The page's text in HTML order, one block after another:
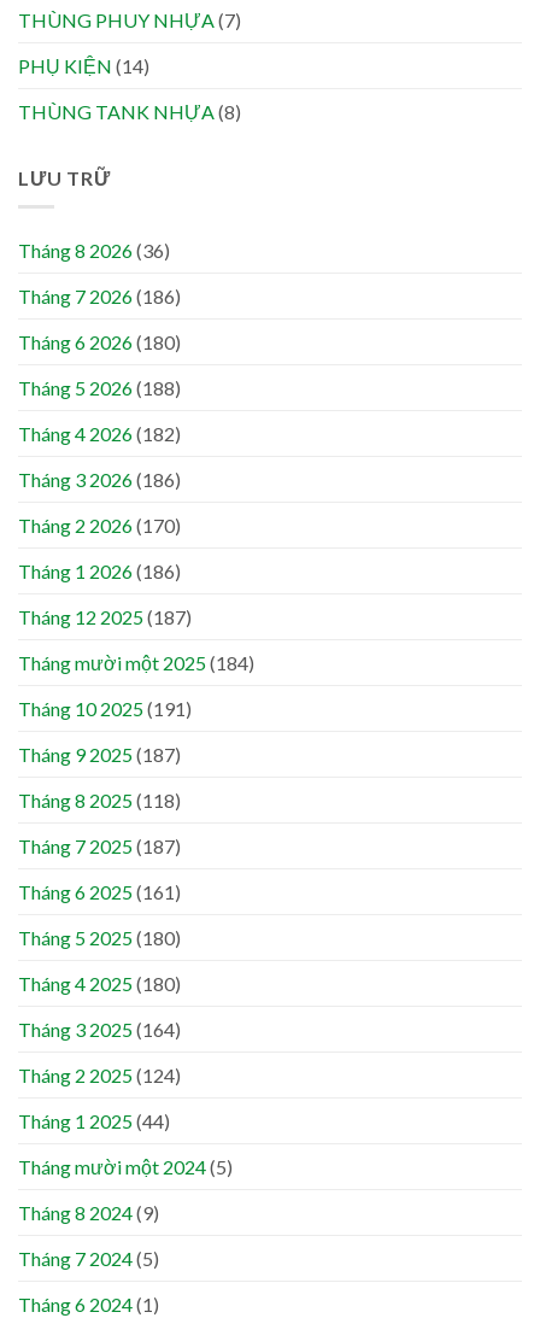
THÙNG PHUY NHỰA (7)
PHỤ KIỆN (14)
THÙNG TANK NHỰA (8)
LƯU TRỮ
Tháng 8 2026(36)
Tháng 7 2026(186)
Tháng 6 2026(180)
Tháng 5 2026(188)
Tháng 4 2026(182)
Tháng 3 2026(186)
Tháng 2 2026(170)
Tháng 1 2026(186)
Tháng 12 2025(187)
Tháng mười một 2025(184)
Tháng 10 2025(191)
Tháng 9 2025(187)
Tháng 8 2025(118)
Tháng 7 2025(187)
Tháng 6 2025(161)
Tháng 5 2025(180)
Tháng 4 2025(180)
Tháng 3 2025(164)
Tháng 2 2025(124)
Tháng 1 2025(44)
Tháng mười một 2024(5)
Tháng 8 2024(9)
Tháng 7 2024(5)
Tháng 6 2024(1)